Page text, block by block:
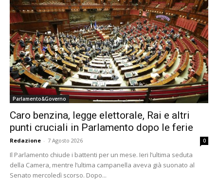
Parlamento&Governo
Caro benzina, legge elettorale, Rai e altri
punti cruciali in Parlamento dopo le ferie
Redazione - 7 Agosto 2026 0
Il Parlamento chiude i battenti per un mese. Ieri l’ultima seduta
della Camera, mentre l’ultima campanella aveva già suonato al
Senato mercoledì scorso. Dopo...